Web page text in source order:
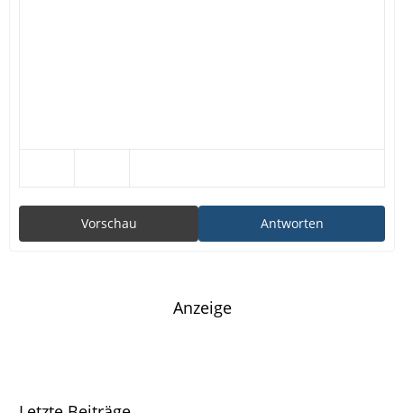
Antworten
Vorschau
Anzeige